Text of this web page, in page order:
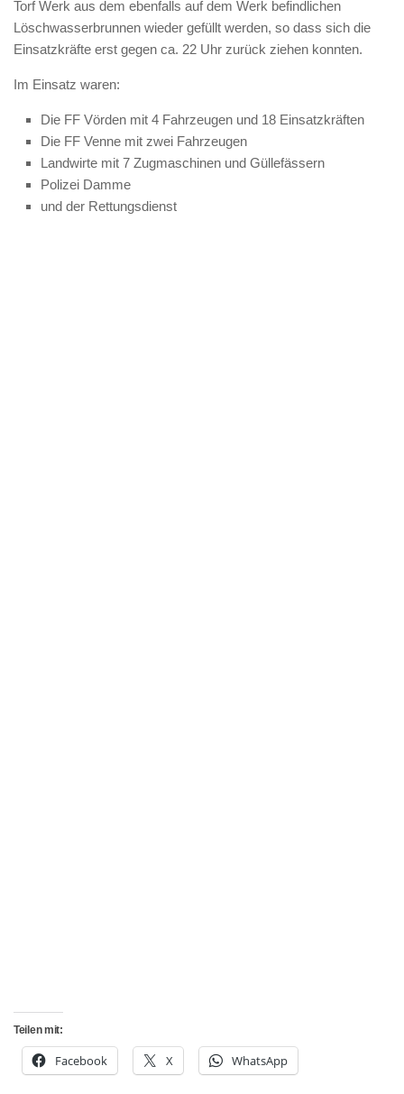
Torf Werk aus dem ebenfalls auf dem Werk befindlichen
Löschwasserbrunnen wieder gefüllt werden, so dass sich die
Einsatzkräfte erst gegen ca. 22 Uhr zurück ziehen konnten.
Im Einsatz waren:
Die FF Vörden mit 4 Fahrzeugen und 18 Einsatzkräften
Die FF Venne mit zwei Fahrzeugen
Landwirte mit 7 Zugmaschinen und Güllefässern
Polizei Damme
und der Rettungsdienst
Teilen mit:
Facebook X WhatsApp